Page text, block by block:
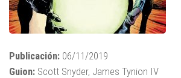
Publicación: 06/11/2019
Guion: Scott Snyder, James Tynion IV